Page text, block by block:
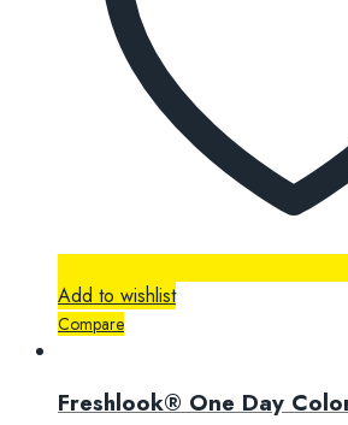
Add to wishlist
Compare
Freshlook® One Day